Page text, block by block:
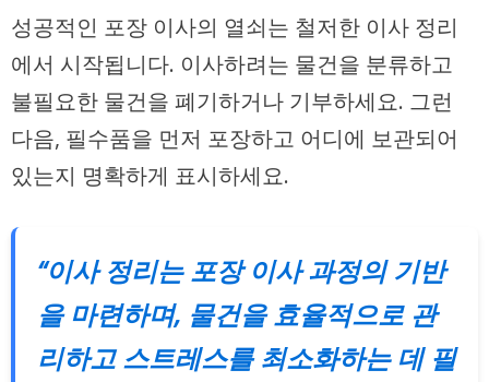
성공적인 포장 이사의 열쇠는 철저한 이사 정리
에서 시작됩니다. 이사하려는 물건을 분류하고
불필요한 물건을 폐기하거나 기부하세요. 그런
다음, 필수품을 먼저 포장하고 어디에 보관되어
있는지 명확하게 표시하세요.
“이사 정리는 포장 이사 과정의 기반
을 마련하며, 물건을 효율적으로 관
리하고 스트레스를 최소화하는 데 필